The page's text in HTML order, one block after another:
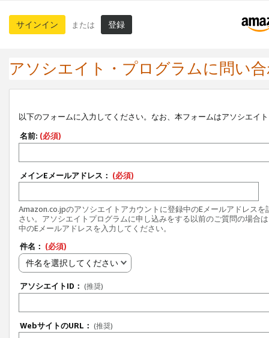
サインイン または 登録
アソシエイト・プログラムに問い
以下のフォームに入力してください。なお、本フォームはアソシエイ
名前: (必須)
メインEメールアドレス： (必須)
Amazon.co.jpのアソシエイトアカウントに登録中のEメールアドレスを
さい。アソシエイトプログラムに申し込みをする以前のご質問の場合
中のEメールアドレスを入力してください。
件名： (必須)
件名を選択してください
アソシエイトID： (推奨)
WebサイトのURL： (推奨)